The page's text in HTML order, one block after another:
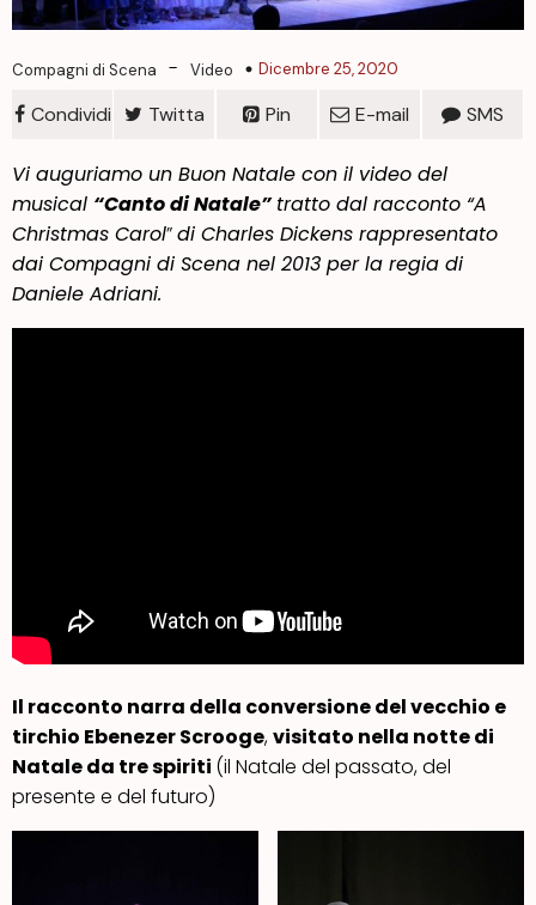
Compagni di Scena - Video Dicembre 25, 2020
Condividi Twitta Pin E-mail SMS
Vi auguriamo un Buon Natale con il video del
musical “Canto di Natale”tratto dal racconto “A
Christmas Carol”di Charles Dickens rappresentato
dai Compagni di Scena nel 2013 per la regia di
Daniele Adriani.
Il racconto narra della conversione del vecchio e
tirchio Ebenezer Scrooge,visitato nella notte di
Natale da tre spiriti (il Natale del passato, del
presente e del futuro)